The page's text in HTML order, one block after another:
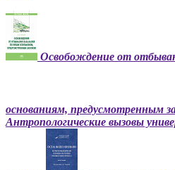
Освобождение от
основаниям, предусмотренным
Антропологические вызовы